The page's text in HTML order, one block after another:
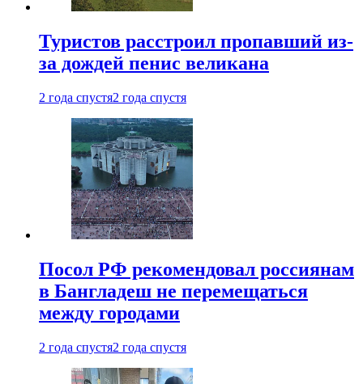
Туристов расстроил пропавший из-
за дождей пенис великана
2 года спустя2 года спустя
Посол РФ рекомендовал россиянам
в Бангладеш не перемещаться
между городами
2 года спустя2 года спустя